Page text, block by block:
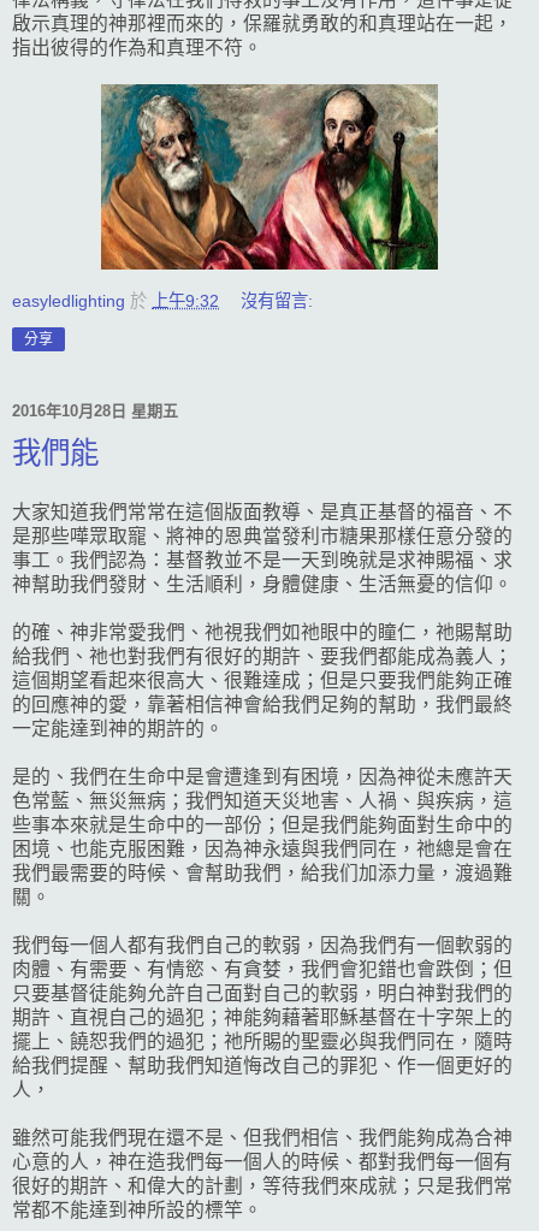
啟示真理的神那裡而來的，保羅就勇敢的和真理站在一起，
指出彼得的作為和真理不符。
easyledlighting 於 上午9:32 沒有留言:
分享
2016年10月28日 星期五
我們能
大家知道我們常常在這個版面教導、是真正基督的福音、不
是那些嘩眾取寵、將神的恩典當發利市糖果那樣任意分發的
事工。我們認為：基督教並不是一天到晚就是求神賜福、求
神幫助我們發財、生活順利，身體健康、生活無憂的信仰。
的確、神非常愛我們、祂視我們如祂眼中的瞳仁，祂賜幫助
給我們、祂也對我們有很好的期許、要我們都能成為義人；
這個期望看起來很高大、很難達成；但是只要我們能夠正確
的回應神的愛，靠著相信神會給我們足夠的幫助，我們最終
一定能達到神的期許的。
是的、我們在生命中是會遭逢到有困境，因為神從未應許天
色常藍、無災無病；我們知道天災地害、人禍、與疾病，這
些事本來就是生命中的一部份；但是我們能夠面對生命中的
困境、也能克服困難，因為神永遠與我們同在，祂總是會在
我們最需要的時候、會幫助我們，給我们加添力量，渡過難
關。
我們每一個人都有我們自己的軟弱，因為我們有一個軟弱的
肉體、有需要、有情慾、有貪婪，我們會犯錯也會跌倒；但
只要基督徒能夠允許自己面對自己的軟弱，明白神對我們的
期許、直視自己的過犯；神能夠藉著耶穌基督在十字架上的
擺上、饒恕我們的過犯；祂所賜的聖靈必與我們同在，隨時
給我們提醒、幫助我們知道悔改自己的罪犯、作一個更好的
人，
雖然可能我們現在還不是、但我們相信、我們能夠成為合神
心意的人，神在造我們每一個人的時候、都對我們每一個有
很好的期許、和偉大的計劃，等待我們來成就；只是我們常
常都不能達到神所設的標竿。